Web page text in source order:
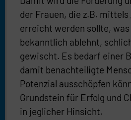
der Frauen, die z.B. mittels
erreicht werden sollte,
bekanntlich ablehnt,
gewischt. Es bedarf einer
damit benachteiligte
Potenzial ausschöpfen
Grundstein für Erfolg und
in jeglicher Hinsicht.